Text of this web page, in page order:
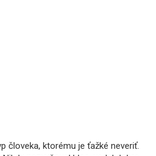
človeka, ktorému je ťažké neveriť.